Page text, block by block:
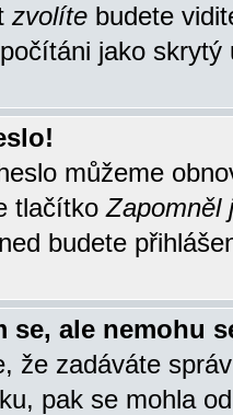
zvolíte budete
jako skrytý
můžeme
tlačítkoZapomněl
budete
se, ale nemohu
že zadáváte
pak se mohla